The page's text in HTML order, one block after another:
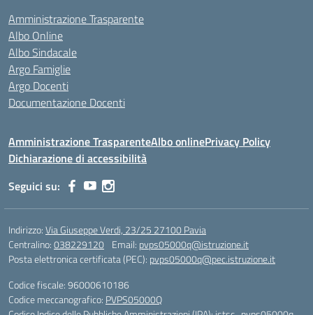
Amministrazione Trasparente
Albo Online
Albo Sindacale
Argo Famiglie
Argo Docenti
Documentazione Docenti
Amministrazione TrasparenteAlbo onlinePrivacy Policy
Dichiarazione di accessibilità
Seguici su:
Indirizzo:Via Giuseppe Verdi, 23/25 27100 Pavia
Centralino:038229120 Email: pvps05000q@istruzione.it
Posta elettronica certificata (PEC): pvps05000q@pec.istruzione.it
Codice fiscale: 96000610186
Codice meccanografico: PVPS05000Q